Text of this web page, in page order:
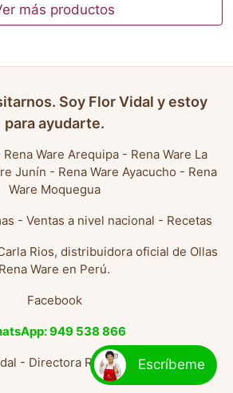
más productos
Soy Flor Vidal y estoy
para ayudarte.
Rena Ware Arequipa- Rena Ware La
Junín - Rena Ware Ayacucho - Rena
Ware Moquegua
- Ventas a nivel nacional - Recetas
Rios, distribuidora oficial de Ollas
Rena Ware en Perú.
Facebook
949 538 866
- Directora Rena WareEscríbeme